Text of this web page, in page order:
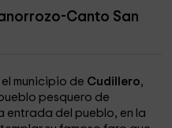
Canto San
municipio de Cudillero,
pesquero de
entrada del pueblo, en la